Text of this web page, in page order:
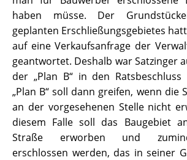
haben müsse. Der
geplanten Erschließungsgebietes
auf eine Verkaufsanfrage der
geantwortet. Deshalb war Satzinger
der „Plan B“ in den
„Plan B“ soll dann greifen, wenn die
an der vorgesehenen Stelle nicht
diesem Falle soll das Baugebiet
Straße erworben und
erschlossen werden, das in seiner